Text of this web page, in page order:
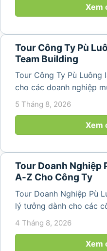
giây vui vẻ, sôi độngXem
Tour Công Ty Pù
Team Building
Tour Công Ty Pù Luông
cho các doanh nghiệp
team building và gắn
Hóa vài giờ di chuyển,...
5 Tháng 8, 2026
Xem
Tour Doanh Nghiệp
A-Z Cho Công Ty
Tour Doanh Nghiệp Pù
lý tưởng dành cho các
dưỡng, gắn kết đội ngũ
những ngày làm việc
thiên nhiên trong lành,...
4 Tháng 8, 2026
Xem